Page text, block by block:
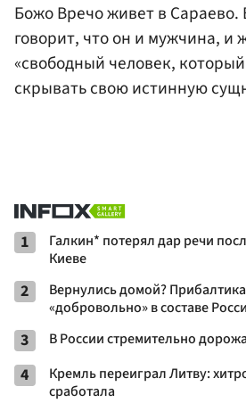
Божо Вречо живет в Сараево.
говорит, что он и мужчина, и
«свободный человек,
скрывать свою истинную
1
Галкин* потерял дар речи
Киеве
2
Вернулись домой?
«добровольно» в составе
3 В России стремительно
4
Кремль переиграл Литву:
сработала